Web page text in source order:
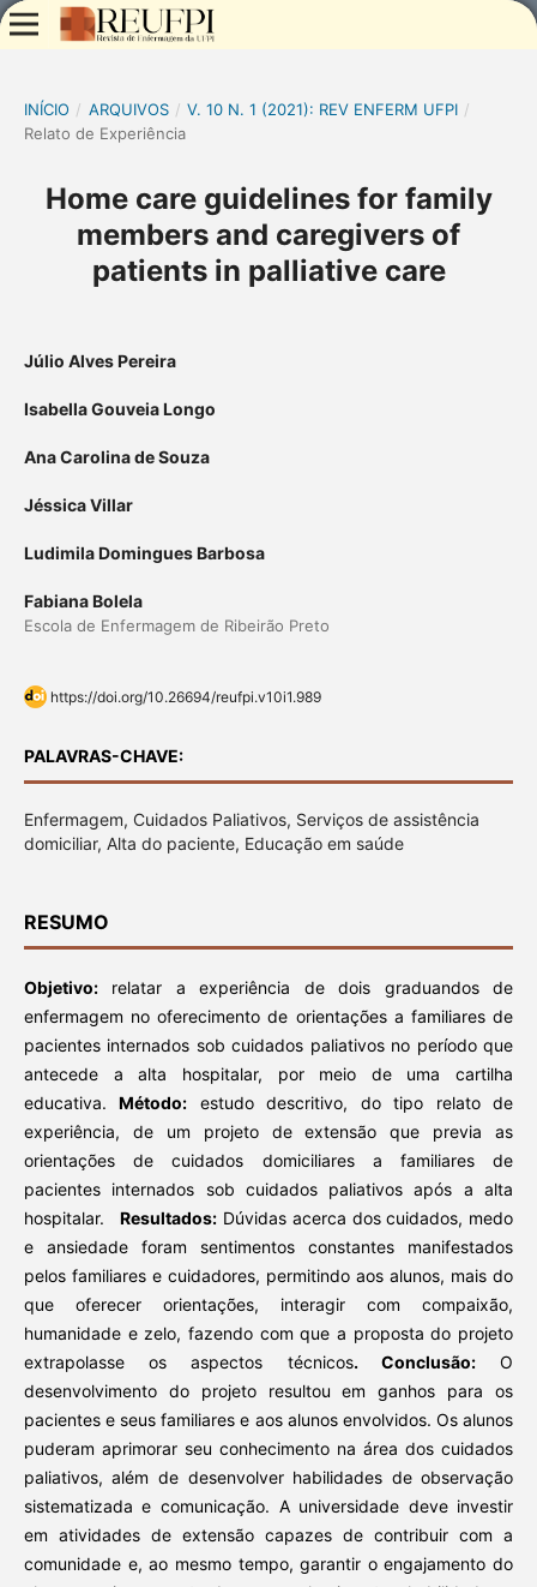
INÍCIO / ARQUIVOS / V. 10 N. 1 (2021): REV ENFERM UFPI /
Relato de Experiência
Home care guidelines for family
members and caregivers of
patients in palliative care
Júlio Alves Pereira
Isabella Gouveia Longo
Ana Carolina de Souza
Jéssica Villar
Ludimila Domingues Barbosa
Fabiana Bolela
Escola de Enfermagem de Ribeirão Preto
https://doi.org/10.26694/reufpi.v10i1.989
PALAVRAS-CHAVE:
Enfermagem, Cuidados Paliativos, Serviços de assistência
domiciliar, Alta do paciente, Educação em saúde
RESUMO
Objetivo:relatar a experiência de dois graduandos de
enfermagem no oferecimento de orientações a familiares de
pacientes internados sob cuidados paliativos no período que
antecede a alta hospitalar, por meio de uma cartilha
educativa.Método: estudo descritivo, do tipo relato de
experiência, de um projeto de extensão que previa as
orientações de cuidados domiciliares a familiares de
pacientes internados sob cuidados paliativos após a alta
hospitalar.
Resultados: Dúvidas acerca dos cuidados, medo
e ansiedade foram sentimentos constantes manifestados
pelos familiares e cuidadores, permitindo aos alunos, mais do
que oferecer orientações, interagir com compaixão,
humanidade e zelo, fazendo com que a proposta do projeto
extrapolasse os aspectos técnicos. Conclusão:O
desenvolvimento do projeto resultou em ganhos para os
pacientes e seus familiares e aos alunos envolvidos. Os alunos
puderam aprimorar seu conhecimento na área dos cuidados
paliativos, além de desenvolver habilidades de observação
sistematizada e comunicação. A universidade deve investir
em atividades de extensão capazes de contribuir com a
comunidade e, ao mesmo tempo, garantir o engajamento do